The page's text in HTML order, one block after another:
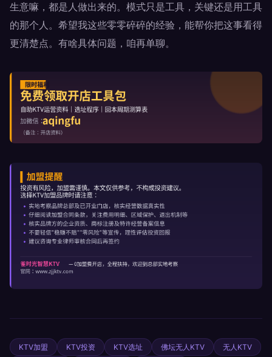
生意嘛，都是人做出来的。模式只是工具，关键还是用工具
的那个人。希望我这些零零碎碎的经验，能帮你把这事看得
更清楚点。有啥具体问题，咱再单聊。
KTV加盟 KTV投资 KTV选址 佛坛无人KTV
无人KTV